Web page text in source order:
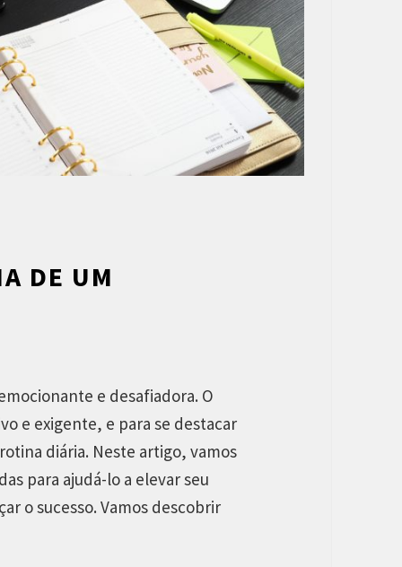
DE UM
e desafiadora. O
e exigente, e para se destacar
diária. Neste artigo, vamos
para ajudá-lo a elevar seu
o sucesso. Vamos descobrir